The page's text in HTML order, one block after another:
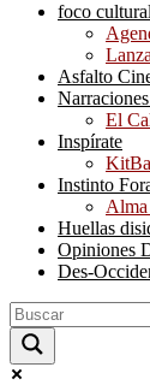
foco
Asfalto
El
Inspírate
Instinto
Huellas
Opiniones
Des-